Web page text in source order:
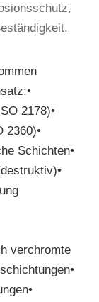
2178)•
2360)•
Schichten•
verchromte